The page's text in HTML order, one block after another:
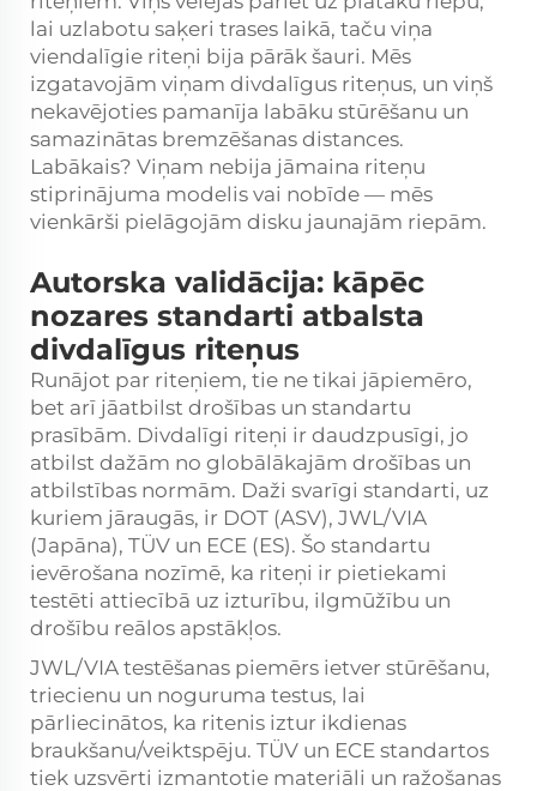
lai uzlabotu saķeri trases laikā, taču viņa
viendalīgie riteņi bija pārāk šauri. Mēs
izgatavojām viņam divdalīgus riteņus, un viņš
nekavējoties pamanīja labāku stūrēšanu un
samazinātas bremzēšanas distances.
Labākais? Viņam nebija jāmaina riteņu
stiprinājuma modelis vai nobīde — mēs
vienkārši pielāgojām disku jaunajām riepām.
Autorska validācija: kāpēc
nozares standarti atbalsta
divdalīgus riteņus
Runājot par riteņiem, tie ne tikai jāpiemēro,
bet arī jāatbilst drošības un standartu
prasībām. Divdalīgi riteņi ir daudzpusīgi, jo
atbilst dažām no globālākajām drošības un
atbilstības normām. Daži svarīgi standarti, uz
kuriem jāraugās, ir DOT (ASV), JWL/VIA
(Japāna), TÜV un ECE (ES). Šo standartu
ievērošana nozīmē, ka riteņi ir pietiekami
testēti attiecībā uz izturību, ilgmūžību un
drošību reālos apstākļos.
JWL/VIA testēšanas piemērs ietver stūrēšanu,
triecienu un noguruma testus, lai
pārliecinātos, ka ritenis iztur ikdienas
braukšanu/veiktspēju. TÜV un ECE standartos
tiek uzsvērti izmantotie materiāli un ražošanas